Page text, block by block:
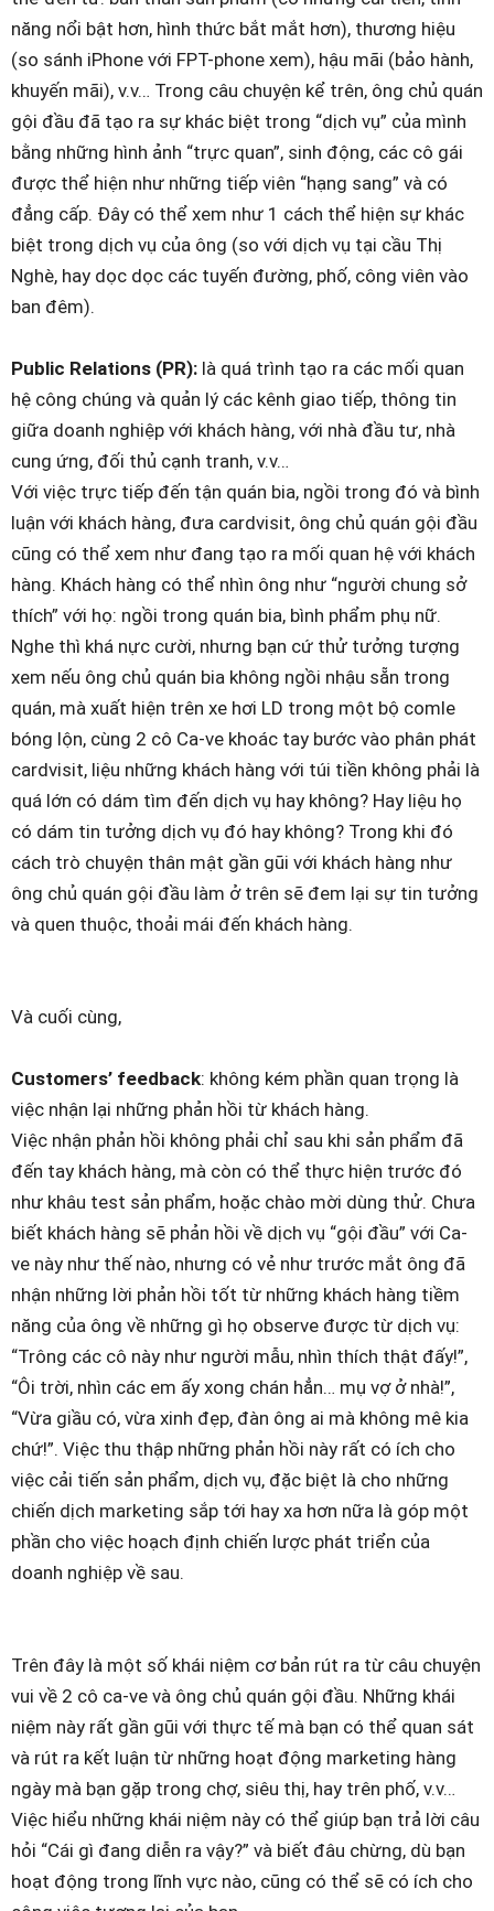
năng nổi bật hơn, hình thức bắt mắt hơn), thương hiệu
(so sánh iPhone với FPT-phone xem), hậu mãi (bảo hành,
khuyến mãi), v.v… Trong câu chuyện kể trên, ông chủ quán
gội đầu đã tạo ra sự khác biệt trong “dịch vụ” của mình
bằng những hình ảnh “trực quan”, sinh động, các cô gái
được thể hiện như những tiếp viên “hạng sang” và có
đẳng cấp. Đây có thể xem như 1 cách thể hiện sự khác
biệt trong dịch vụ của ông (so với dịch vụ tại cầu Thị
Nghè, hay dọc dọc các tuyến đường, phố, công viên vào
ban đêm).
Public Relations (PR): là quá trình tạo ra các mối quan
hệ công chúng và quản lý các kênh giao tiếp, thông tin
giữa doanh nghiệp với khách hàng, với nhà đầu tư, nhà
cung ứng, đối thủ cạnh tranh, v.v…
Với việc trực tiếp đến tận quán bia, ngồi trong đó và bình
luận với khách hàng, đưa cardvisit, ông chủ quán gội đầu
cũng có thể xem như đang tạo ra mối quan hệ với khách
hàng. Khách hàng có thể nhìn ông như “người chung sở
thích” với họ: ngồi trong quán bia, bình phẩm phụ nữ.
Nghe thì khá nực cười, nhưng bạn cứ thử tưởng tượng
xem nếu ông chủ quán bia không ngồi nhậu sẵn trong
quán, mà xuất hiện trên xe hơi LD trong một bộ comle
bóng lộn, cùng 2 cô Ca-ve khoác tay bước vào phân phát
cardvisit, liệu những khách hàng với túi tiền không phải là
quá lớn có dám tìm đến dịch vụ hay không? Hay liệu họ
có dám tin tưởng dịch vụ đó hay không? Trong khi đó
cách trò chuyện thân mật gần gũi với khách hàng như
ông chủ quán gội đầu làm ở trên sẽ đem lại sự tin tưởng
và quen thuộc, thoải mái đến khách hàng.
Và cuối cùng,
Customers’ feedback: không kém phần quan trọng là
việc nhận lại những phản hồi từ khách hàng.
Việc nhận phản hồi không phải chỉ sau khi sản phẩm đã
đến tay khách hàng, mà còn có thể thực hiện trước đó
như khâu test sản phẩm, hoặc chào mời dùng thử. Chưa
biết khách hàng sẽ phản hồi về dịch vụ “gội đầu” với Ca-
ve này như thế nào, nhưng có vẻ như trước mắt ông đã
nhận những lời phản hồi tốt từ những khách hàng tiềm
năng của ông về những gì họ observe được từ dịch vụ:
“Trông các cô này như người mẫu, nhìn thích thật đấy!”,
“Ôi trời, nhìn các em ấy xong chán hẳn… mụ vợ ở nhà!”,
“Vừa giầu có, vừa xinh đẹp, đàn ông ai mà không mê kia
chứ!”. Việc thu thập những phản hồi này rất có ích cho
việc cải tiến sản phẩm, dịch vụ, đặc biệt là cho những
chiến dịch marketing sắp tới hay xa hơn nữa là góp một
phần cho việc hoạch định chiến lược phát triển của
doanh nghiệp về sau.
Trên đây là một số khái niệm cơ bản rút ra từ câu chuyện
vui về 2 cô ca-ve và ông chủ quán gội đầu. Những khái
niệm này rất gần gũi với thực tế mà bạn có thể quan sát
và rút ra kết luận từ những hoạt động marketing hàng
ngày mà bạn gặp trong chợ, siêu thị, hay trên phố, v.v…
Việc hiểu những khái niệm này có thể giúp bạn trả lời câu
hỏi “Cái gì đang diễn ra vậy?” và biết đâu chừng, dù bạn
hoạt động trong lĩnh vực nào, cũng có thể sẽ có ích cho